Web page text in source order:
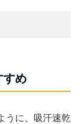
すめ
うに、吸汗速乾